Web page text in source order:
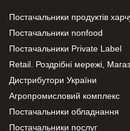
Постачальники продуктів
Постачальники nonfood
Постачальники Private Label
Retail. Роздрібні мережі,
Дистрибутори України
Агропромисловий комплекс
Постачальники обладнання
Постачальники послуг